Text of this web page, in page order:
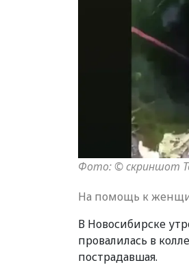
Фото: © скриншот
На помощь к
В Новосибирске
провалилась в
пострадавшая.